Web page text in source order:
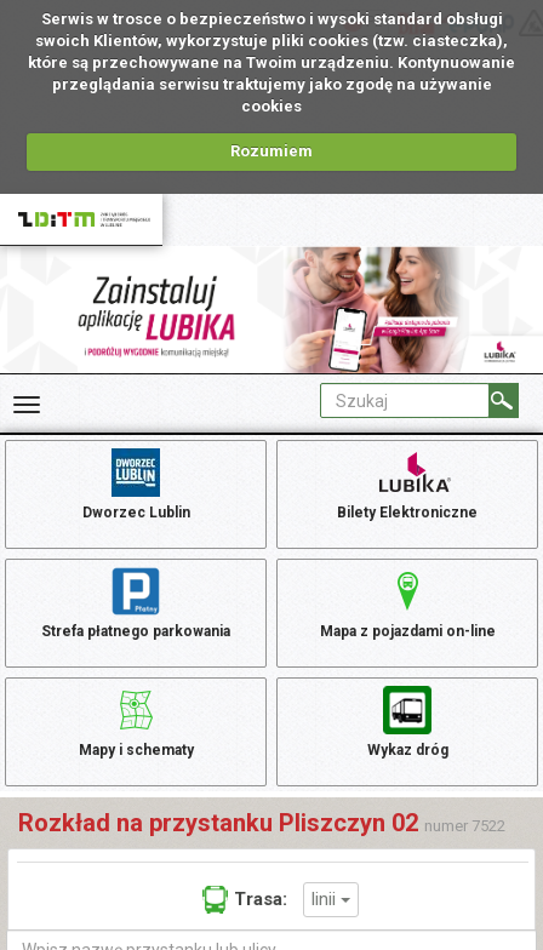
Serwis w trosce o bezpieczeństwo i wysoki standard obsługi
swoich Klientów, wykorzystuje pliki cookies (tzw. ciasteczka),
które są przechowywane na Twoim urządzeniu. Kontynuowanie
przeglądania serwisu traktujemy jako zgodę na używanie
cookies
Rozumiem
PL
Dworzec Lublin Bilety Elektroniczne
Strefa płatnego parkowania Mapa z pojazdami on-line
Mapy i schematy Wykaz dróg
Rozkład na przystanku Pliszczyn 02 numer 7522
Trasa: linii